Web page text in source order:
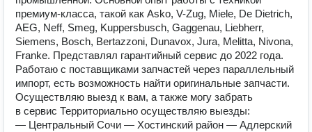
премиум-класса, такой как Asko, V-Zug, Miele, De Dietrich,
AEG, Neff, Smeg, Kuppersbusch, Gaggenau, Liebherr,
Siemens, Bosch, Bertazzoni, Dunavox, Jura, Melitta, Nivona,
Franke. Представлял гарантийный сервис до 2022 года.
Работаю с поставщиками запчастей через параллельный
импорт, есть возможность найти оригинальные запчасти.
Осуществляю выезд к вам, а также могу забрать
в сервис Территориально осуществляю выезды:
— Центральный Сочи — Хостинский район — Адлерский